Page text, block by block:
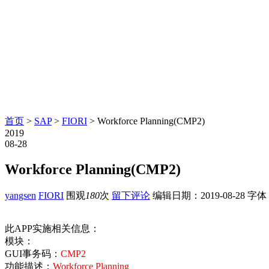
首页 > SAP> FIORI > Workforce Planning(CMP2)
2019
08-28
Workforce Planning(CMP2)
yangsen FIORI 围观180次 留下评论 编辑日期： 2019-08-28 字体
此APP实施相关信息：
模块：
GUI事务码： CMP2
功能描述： Workforce Planning